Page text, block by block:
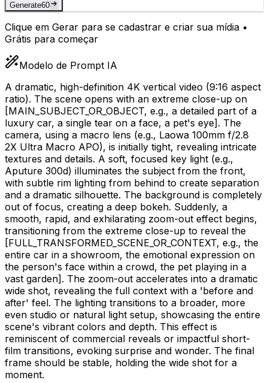
Generate60
Clique em Gerar para se cadastrar e criar sua mídia •
Grátis para começar
Modelo de Prompt IA
A dramatic, high-definition 4K vertical video (9:16 aspect
ratio). The scene opens with an extreme close-up on
[MAIN_SUBJECT_OR_OBJECT, e.g., a detailed part of a
luxury car, a single tear on a face, a pet's eye] . The
camera, using a macro lens (e.g., Laowa 100mm f/2.8
2X Ultra Macro APO), is initially tight, revealing intricate
textures and details. A soft, focused key light (e.g.,
Aputure 300d) illuminates the subject from the front,
with subtle rim lighting from behind to create separation
and a dramatic silhouette. The background is completely
out of focus, creating a deep bokeh. Suddenly, a
smooth, rapid, and exhilarating zoom-out effect begins,
transitioning from the extreme close-up to reveal the
[FULL_TRANSFORMED_SCENE_OR_CONTEXT, e.g., the
entire car in a showroom, the emotional expression on
the person's face within a crowd, the pet playing in a
vast garden] . The zoom-out accelerates into a dramatic
wide shot, revealing the full context with a 'before and
after' feel. The lighting transitions to a broader, more
even studio or natural light setup, showcasing the entire
scene's vibrant colors and depth. This effect is
reminiscent of commercial reveals or impactful short-
film transitions, evoking surprise and wonder. The final
frame should be stable, holding the wide shot for a
moment.